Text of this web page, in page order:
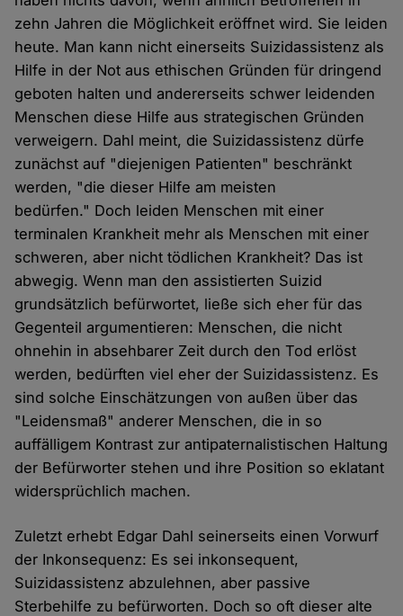
zehn Jahren die Möglichkeit eröffnet wird. Sie leiden
heute. Man kann nicht einerseits Suizidassistenz als
Hilfe in der Not aus ethischen Gründen für dringend
geboten halten und andererseits schwer leidenden
Menschen diese Hilfe aus strategischen Gründen
verweigern. Dahl meint, die Suizidassistenz dürfe
zunächst auf "diejenigen Patienten" beschränkt
werden, "die dieser Hilfe am meisten
bedürfen." Doch leiden Menschen mit einer
terminalen Krankheit mehr als Menschen mit einer
schweren, aber nicht tödlichen Krankheit? Das ist
abwegig. Wenn man den assistierten Suizid
grundsätzlich befürwortet, ließe sich eher für das
Gegenteil argumentieren: Menschen, die nicht
ohnehin in absehbarer Zeit durch den Tod erlöst
werden, bedürften viel eher der Suizidassistenz. Es
sind solche Einschätzungen von außen über das
"Leidensmaß" anderer Menschen, die in so
auffälligem Kontrast zur antipaternalistischen Haltung
der Befürworter stehen und ihre Position so eklatant
widersprüchlich machen.
Zuletzt erhebt Edgar Dahl seinerseits einen Vorwurf
der Inkonsequenz: Es sei inkonsequent,
Suizidassistenz abzulehnen, aber passive
Sterbehilfe zu befürworten. Doch so oft dieser alte